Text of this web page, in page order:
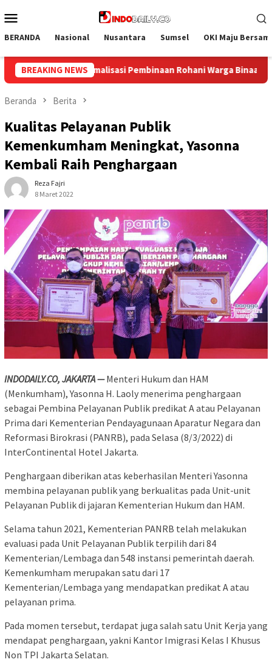
ke
Mobile
BERANDA Nasional Nusantara Sumsel OKI Maju
BREAKING NEWS
Binaan Bangun Kesamaan Persepsi, Lapas
Beranda Berita
Kualitas Pelayanan Publik
Kemenkumham Meningkat, Yasonna
Kembali Raih Penghargaan
Reza Fajri
8 Maret 2022
INDODAILY.CO, JAKARTA — Menteri Hukum dan HAM
(Menkumham), Yasonna H. Laoly menerima penghargaan
sebagai Pembina Pelayanan Publik predikat A atau Pelayanan
Prima dari Kementerian Pendayagunaan Aparatur Negara dan
Reformasi Birokrasi (PANRB), pada Selasa (8/3/2022) di
InterContinental Hotel Jakarta.
Penghargaan diberikan atas keberhasilan Menteri Yasonna
membina pelayanan publik yang berkualitas pada Unit-unit
Pelayanan Publik di jajaran Kementerian Hukum dan HAM.
Selama tahun 2021, Kementerian PANRB telah melakukan
evaluasi pada Unit Pelayanan Publik terpilih dari 84
Kementerian/Lembaga dan 548 instansi pemerintah daerah.
Kemenkumham merupakan satu dari 17
Kementerian/Lembaga yang mendapatkan predikat A atau
pelayanan prima.
Pada momen tersebut, terdapat juga salah satu Unit Kerja yang
mendapat penghargaan, yakni Kantor Imigrasi Kelas I Khusus
Non TPI Jakarta Selatan.